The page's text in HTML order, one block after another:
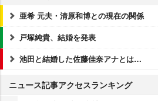
亜希 元夫・清原和博との現在の関係
戸塚純貴、結婚を発表
池田と結婚した佐藤佳奈アナとは…
ニュース記事アクセスランキング